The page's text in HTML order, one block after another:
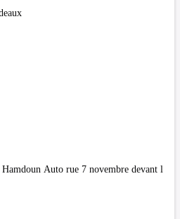
Auto rue 7 novembre devant l